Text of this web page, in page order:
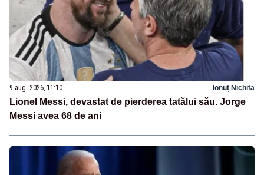
9 aug. 2026, 11:10 Ionuț Nichita
Lionel Messi, devastat de pierderea tatălui său. Jorge
Messi avea 68 de ani